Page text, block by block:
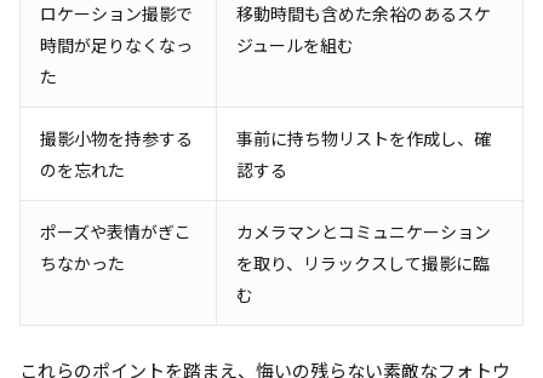
ロケーション撮影で
時間が足りなくなっ
た
移動時間も含めた余裕のあるスケ
ジュールを組む
撮影小物を持参する
のを忘れた
事前に持ち物リストを作成し、確
認する
ポーズや表情がぎこ
ちなかった
カメラマンとコミュニケーション
を取り、リラックスして撮影に臨
む
これらのポイントを踏まえ、悔いの残らない素敵なフォトウ